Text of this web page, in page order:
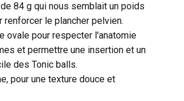
84 g qui nous semblait un poids
renforcer le plancher pelvien.
ovale pour respecter l'anatomie
et permettre une insertion et un
des Tonic balls.
pour une texture douce et